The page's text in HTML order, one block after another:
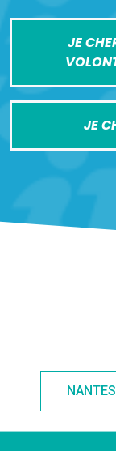
JE
JE
NANTES